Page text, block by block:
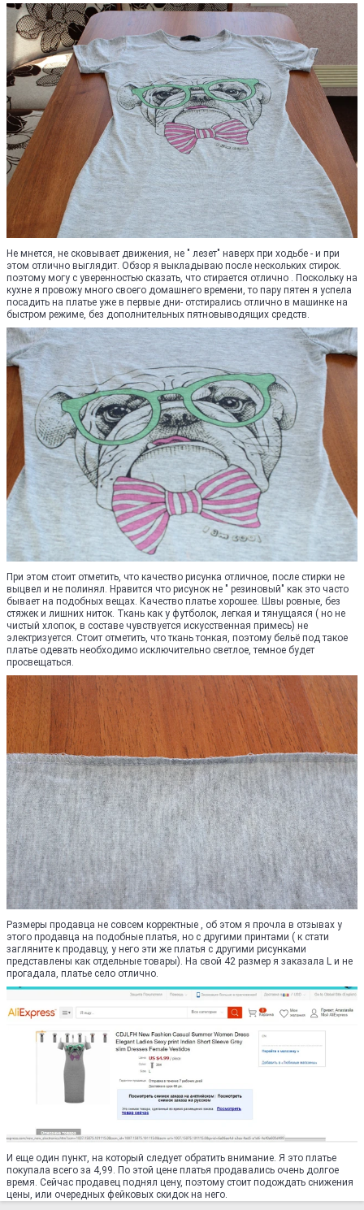
Не мнется, не сковывает движения, не " лезет" наверх при ходьбе - и при
этом отлично выглядит. Обзор я выкладываю после нескольких стирок.
поэтому могу с уверенностью сказать, что стирается отлично . Поскольку на
кухне я провожу много своего домашнего времени, то пару пятен я успела
посадить на платье уже в первые дни- отстирались отлично в машинке на
быстром режиме, без дополнительных пятновыводящих средств.
При этом стоит отметить, что качество рисунка отличное, после стирки не
выцвел и не полинял. Нравится что рисунок не " резиновый" как это часто
бывает на подобных вещах. Качество платье хорошее. Швы ровные, без
стяжек и лишних ниток. Ткань как у футболок, легкая и тянущаяся ( но не
чистый хлопок, в составе чувствуется искусственная примесь) не
электризуется. Стоит отметить, что ткань тонкая, поэтому бельё под такое
платье одевать необходимо исключительно светлое, темное будет
просвещаться.
Размеры продавца не совсем корректные , об этом я прочла в отзывах у
этого продавца на подобные платья, но с другими принтами ( к стати
загляните к продавцу, у него эти же платья с другими рисунками
представлены как отдельные товары). На свой 42 размер я заказала L и не
прогадала, платье село отлично.
И еще один пункт, на который следует обратить внимание. Я это платье
покупала всего за 4,99. По этой цене платья продавались очень долгое
время. Сейчас продавец поднял цену, поэтому стоит подождать снижения
цены, или очередных фейковых скидок на него.